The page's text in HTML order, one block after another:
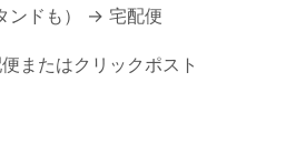
ンドも） → 宅配便
またはクリックポスト